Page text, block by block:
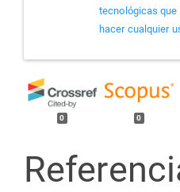
tecnológicas que
hacer cualquier
0 0